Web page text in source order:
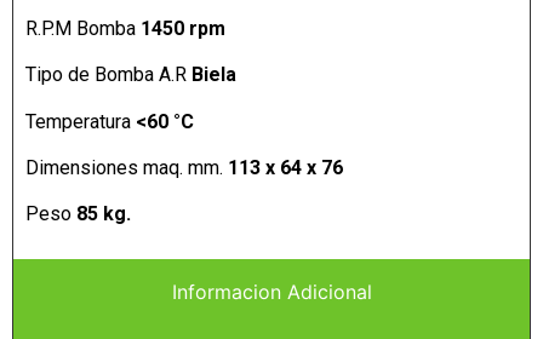
Informacion Adicional
R.P.M Bomba 1450 rpm
Tipo de Bomba A.R Biela
Temperatura <60 °C
Dimensiones maq. mm. 113 x 64 x 76
Peso 85 kg.